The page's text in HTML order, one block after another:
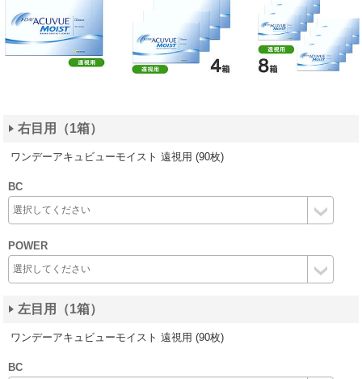
右目用（1箱）
ワンデーアキュビューモイスト 遠視用 (90枚)
BC
POWER
左目用（1箱）
ワンデーアキュビューモイスト 遠視用 (90枚)
BC